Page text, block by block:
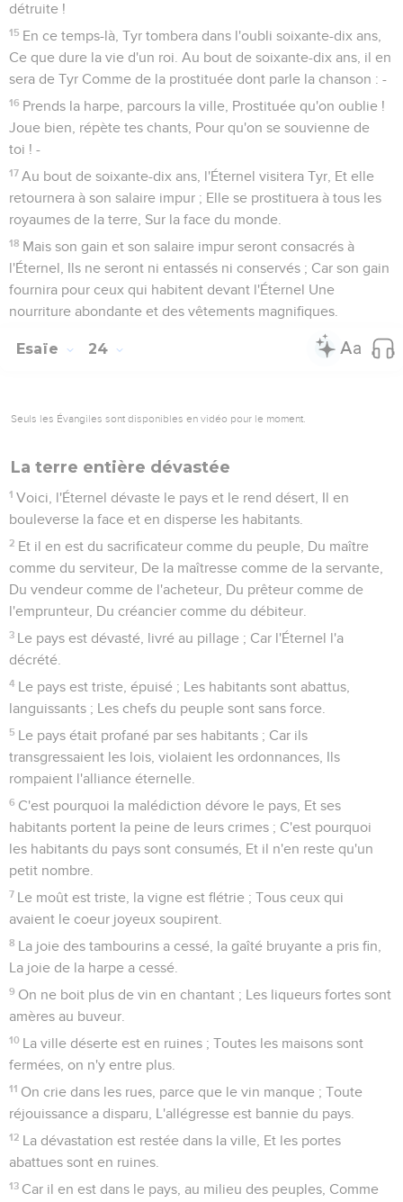
détruite !
15 En ce temps-là, Tyr tombera dans l'oubli soixante-dix ans,
Ce que dure la vie d'un roi. Au bout de soixante-dix ans, il en
sera de Tyr Comme de la prostituée dont parle la chanson : -
16 Prends la harpe, parcours la ville, Prostituée qu'on oublie !
Joue bien, répète tes chants, Pour qu'on se souvienne de
toi ! -
17 Au bout de soixante-dix ans, l'Éternel visitera Tyr, Et elle
retournera à son salaire impur ; Elle se prostituera à tous les
royaumes de la terre, Sur la face du monde.
18 Mais son gain et son salaire impur seront consacrés à
l'Éternel, Ils ne seront ni entassés ni conservés ; Car son gain
fournira pour ceux qui habitent devant l'Éternel Une
nourriture abondante et des vêtements magnifiques.
Esaïe 24
Seuls les Évangiles sont disponibles en vidéo pour le moment.
La terre entière dévastée
1 Voici, l'Éternel dévaste le pays et le rend désert, Il en
bouleverse la face et en disperse les habitants.
2 Et il en est du sacrificateur comme du peuple, Du maître
comme du serviteur, De la maîtresse comme de la servante,
Du vendeur comme de l'acheteur, Du prêteur comme de
l'emprunteur, Du créancier comme du débiteur.
3 Le pays est dévasté, livré au pillage ; Car l'Éternel l'a
décrété.
4 Le pays est triste, épuisé ; Les habitants sont abattus,
languissants ; Les chefs du peuple sont sans force.
5 Le pays était profané par ses habitants ; Car ils
transgressaient les lois, violaient les ordonnances, Ils
rompaient l'alliance éternelle.
6 C'est pourquoi la malédiction dévore le pays, Et ses
habitants portent la peine de leurs crimes ; C'est pourquoi
les habitants du pays sont consumés, Et il n'en reste qu'un
petit nombre.
7 Le moût est triste, la vigne est flétrie ; Tous ceux qui
avaient le coeur joyeux soupirent.
8 La joie des tambourins a cessé, la gaîté bruyante a pris fin,
La joie de la harpe a cessé.
9 On ne boit plus de vin en chantant ; Les liqueurs fortes sont
amères au buveur.
10 La ville déserte est en ruines ; Toutes les maisons sont
fermées, on n'y entre plus.
11 On crie dans les rues, parce que le vin manque ; Toute
réjouissance a disparu, L'allégresse est bannie du pays.
12 La dévastation est restée dans la ville, Et les portes
abattues sont en ruines.
13 Car il en est dans le pays, au milieu des peuples, Comme